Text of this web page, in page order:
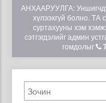
АНХААРУУЛГА:
хүлээхгүй болно. ТА
суртахууны хэм
сэтгэгдэлийг админ
гомдолыг